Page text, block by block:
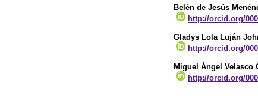
Belén de Jesús
http://orcid.org/
Gladys Lola Luján
http://orcid.org/
Miguel Ángel Velasco
http://orcid.org/